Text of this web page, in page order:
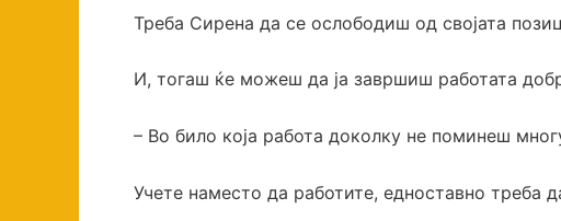
Треба Сирена да се ослободиш од својата
И, тогаш ќе можеш да ја завршиш работата
– Во било која работа доколку не поминеш
Учете наместо да работите, едноставно треба